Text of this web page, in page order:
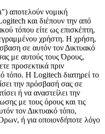
αποτελούν νομική
και διέπουν την από
τόπου είτε ως επισκέπτη,
χρήστη. Η χρήση,
σε αυτόν τον Δικτυακό
με αυτούς τους Όρους,
προσεκτικά πριν
τόπο. Η Logitech διατηρεί το
την πρόσβασή σας σε
ή να αναστείλει την
με τους όρους και τις
τον Δικτυακό τόπο,
ή για οποιονδήποτε λόγο